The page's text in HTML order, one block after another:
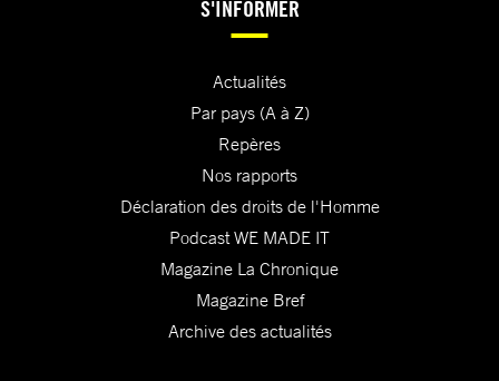
S'INFORMER
Actualités
Par pays (A à Z)
Repères
Nos rapports
Déclaration des droits de l'Homme
Podcast WE MADE IT
Magazine La Chronique
Magazine Bref
Archive des actualités